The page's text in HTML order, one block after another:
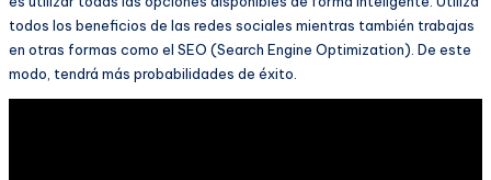
todos los beneficios de las redes sociales mientras también trabajas
en otras formas como el SEO (Search Engine Optimization). De este
modo, tendrá más probabilidades de éxito.